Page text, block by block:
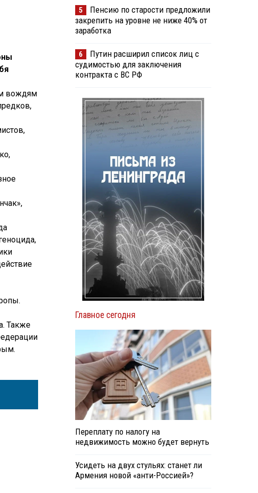
вождям
Также
5
Пенсию по старости предложили
закрепить на уровне не ниже 40% от
заработка
6
Путин расширил список лиц с
судимостью для заключения
контракта с ВС РФ
Главное сегодня
Переплату по налогу на
недвижимость можно будет вернуть
Усидеть на двух стульях: станет ли
Армения новой «анти-Россией»?